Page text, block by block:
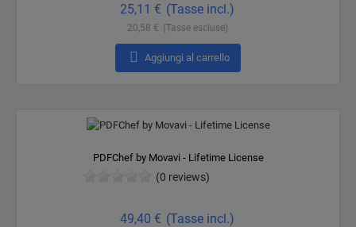
25,11 € (Tasse incl.)
20,58 € (Tasse escluse)
 Aggiungi al carrello
PDFChef by Movavi - Lifetime License
(0 reviews)
49,40 € (Tasse incl.)